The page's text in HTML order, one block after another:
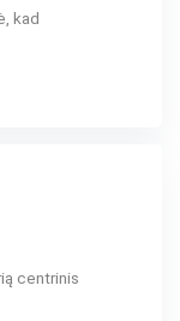
kad
centrinis